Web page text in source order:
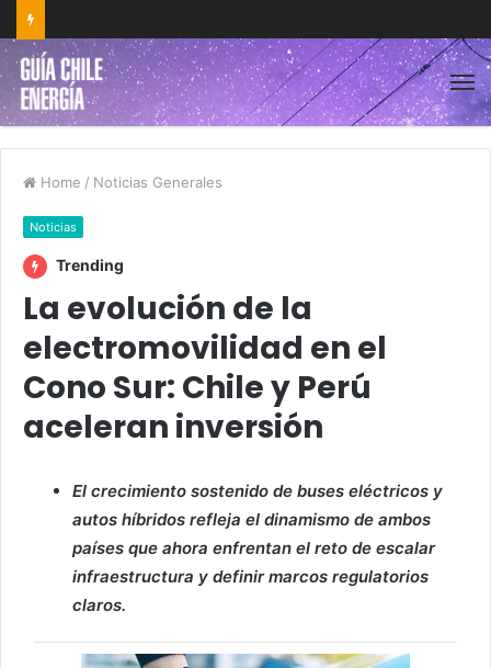
Home / Noticias Generales
Noticias
Trending
La evolución de la
electromovilidad en el
Cono Sur: Chile y Perú
aceleran inversión
El crecimiento sostenido de buses eléctricos y
autos híbridos refleja el dinamismo de ambos
países que ahora enfrentan el reto de escalar
infraestructura y definir marcos regulatorios
claros.